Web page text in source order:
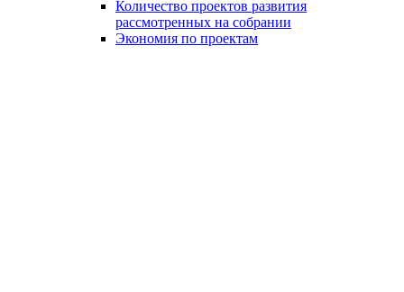
Количество проектов развития
рассмотренных на собрании
Экономия по проектам